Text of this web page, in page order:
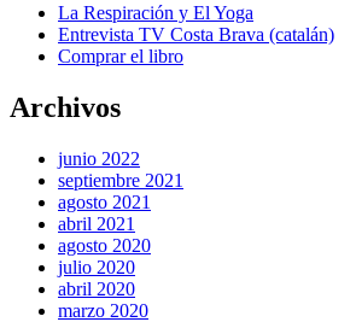
La Respiración y El Yoga
Entrevista TV Costa Brava (catalán)
Comprar el libro
Archivos
junio 2022
septiembre 2021
agosto 2021
abril 2021
agosto 2020
julio 2020
abril 2020
marzo 2020